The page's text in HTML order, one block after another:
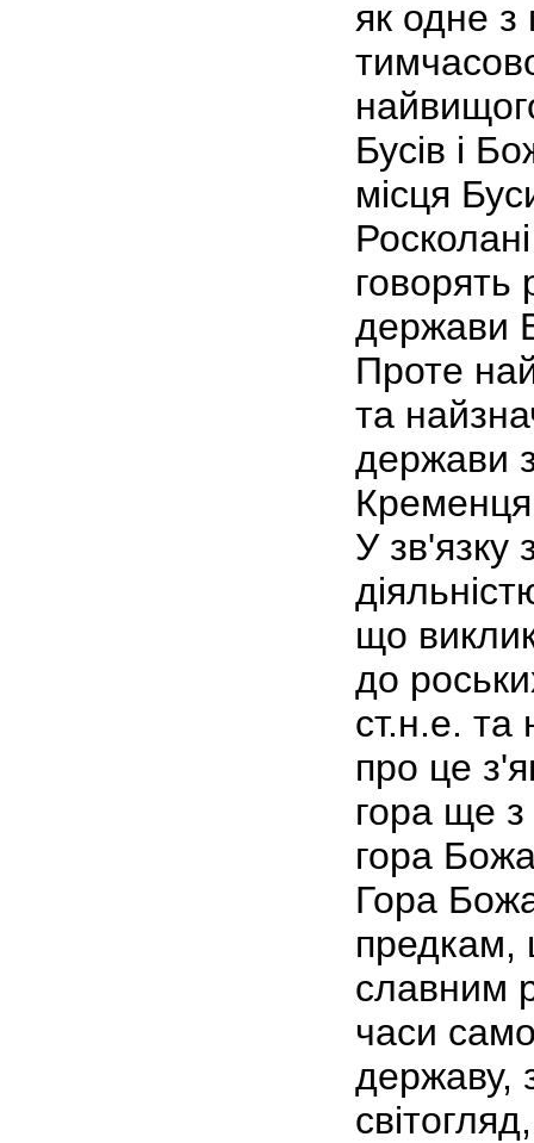
як одне з
Бусів і
місця
говорять
держави
Проте
та
держави
У зв'язку
що
до
ст.н.е. та
про це
гора ще з
гора
Гора
славним
часи
державу,